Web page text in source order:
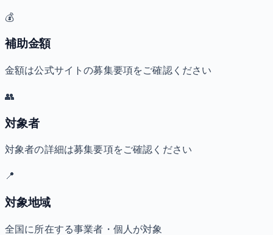
💰
補助金額
金額は公式サイトの募集要項をご確認ください
👥
対象者
対象者の詳細は募集要項をご確認ください
📍
対象地域
全国に所在する事業者・個人が対象